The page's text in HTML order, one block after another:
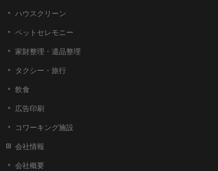
ハウスクリーン
ペットセレモニー
家財整理・遺品整理
タクシー・旅行
飲食
広告印刷
コワーキング施設
会社情報
会社概要